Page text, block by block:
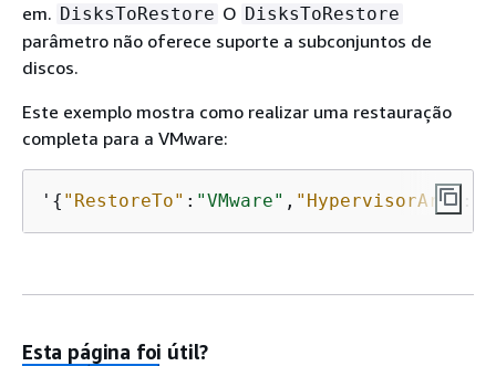
em. DisksToRestore O DisksToRestore
parâmetro não oferece suporte a subconjuntos de
discos.
Este exemplo mostra como realizar uma restauração
completa para a VMware:
' { "RestoreTo" : "VMware" , "HypervisorArn"
Esta página foi útil?